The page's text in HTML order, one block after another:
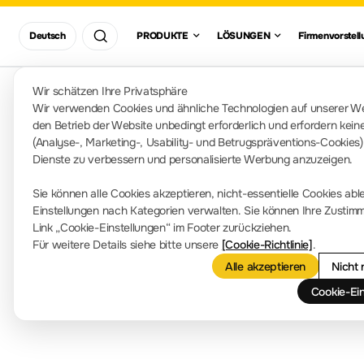
Deutsch
Region / Land
Asia
Europe
Americas
Africa And
MiddleEast
Suchen
PRODUKTE
Elektronische
Gleichstromlasten
LÖSUNGEN
Wir schätzen Ihre Privatsphäre
Wir verwenden Cookies und ähnliche Technologien auf unserer
den Betrieb der Website unbedingt erforderlich und erfordern
(Analyse-, Marketing-, Usability- und Betrugspräventions-
Dienste zu verbessern und personalisierte Werbung anzuzeigen.
Sie können alle Cookies akzeptieren, nicht-essentielle Cookies
Einstellungen nach Kategorien verwalten. Sie können Ihre
Link „Cookie-Einstellungen“ im Footer zurückziehen.
Für weitere Details siehe bitte unsere [Cookie-Richtlinie] .
Alle akzeptieren
Nicht
Cookie-
Kontakt
+49 (0)8105 - 27292-0